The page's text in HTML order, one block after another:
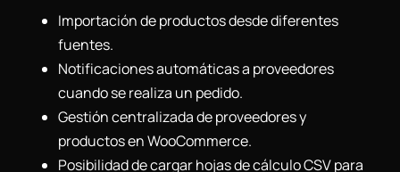
Importación de productos desde diferentes
fuentes.
Notificaciones automáticas a proveedores
cuando se realiza un pedido.
Gestión centralizada de proveedores y
productos en WooCommerce.
Posibilidad de cargar hojas de cálculo CSV para